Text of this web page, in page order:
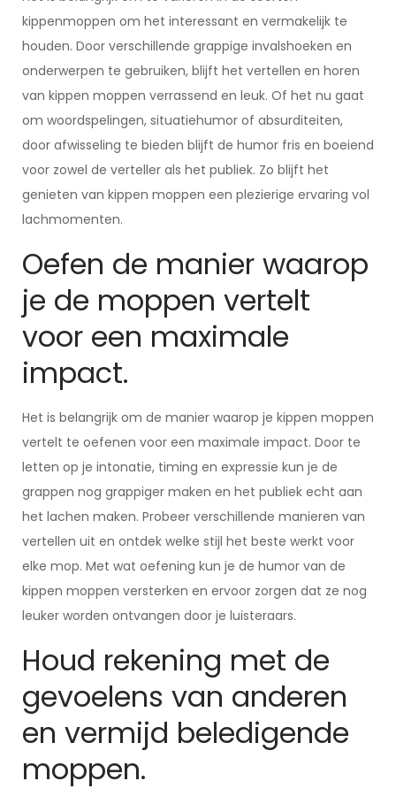
kippenmoppen om het interessant en vermakelijk te
houden. Door verschillende grappige invalshoeken en
onderwerpen te gebruiken, blijft het vertellen en horen
van kippen moppen verrassend en leuk. Of het nu gaat
om woordspelingen, situatiehumor of absurditeiten,
door afwisseling te bieden blijft de humor fris en boeiend
voor zowel de verteller als het publiek. Zo blijft het
genieten van kippen moppen een plezierige ervaring vol
lachmomenten.
Oefen de manier waarop
je de moppen vertelt
voor een maximale
impact.
Het is belangrijk om de manier waarop je kippen moppen
vertelt te oefenen voor een maximale impact. Door te
letten op je intonatie, timing en expressie kun je de
grappen nog grappiger maken en het publiek echt aan
het lachen maken. Probeer verschillende manieren van
vertellen uit en ontdek welke stijl het beste werkt voor
elke mop. Met wat oefening kun je de humor van de
kippen moppen versterken en ervoor zorgen dat ze nog
leuker worden ontvangen door je luisteraars.
Houd rekening met de
gevoelens van anderen
en vermijd beledigende
moppen.